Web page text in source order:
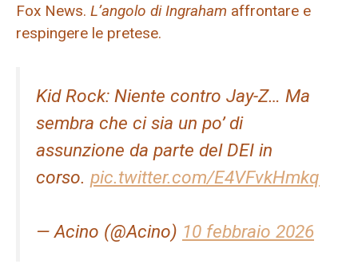
Fox News. L’angolo di Ingraham affrontare e
respingere le pretese.
Kid Rock: Niente contro Jay-Z… Ma
sembra che ci sia un po’ di
assunzione da parte del DEI in
corso. pic.twitter.com/E4VFvkHmkq
— Acino (@Acino) 10 febbraio 2026